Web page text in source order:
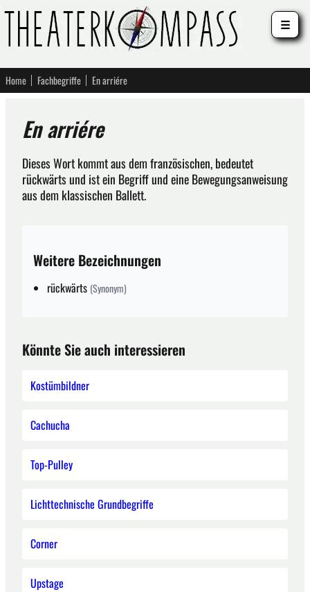
Home Fachbegriffe En arriére
En arriére
Dieses Wort kommt aus dem französischen, bedeutet
rückwärts und ist ein Begriff und eine Bewegungsanweisung
aus dem klassischen Ballett.
Weitere Bezeichnungen
rückwärts (Synonym)
Könnte Sie auch interessieren
Kostümbildner
Cachucha
Top-Pulley
Lichttechnische Grundbegriffe
Corner
Upstage
☰